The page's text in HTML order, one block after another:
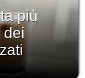
più
dei